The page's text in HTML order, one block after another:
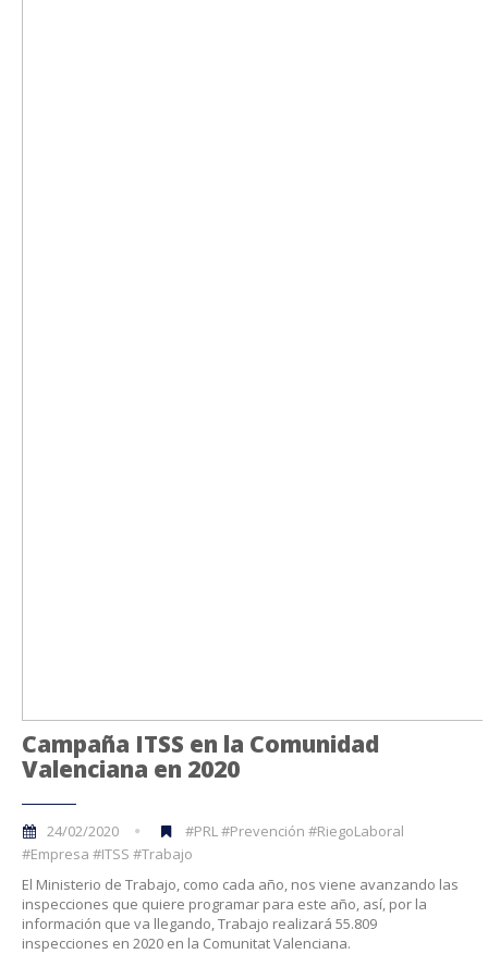
Campaña ITSS en la Comunidad
Valenciana en 2020
24/02/2020
#PRL #Prevención #RiegoLaboral
#Empresa #ITSS #Trabajo
El Ministerio de Trabajo, como cada año, nos viene avanzando las
inspecciones que quiere programar para este año, así, por la
información que va llegando, Trabajo realizará 55.809
inspecciones en 2020 en la Comunitat Valenciana.